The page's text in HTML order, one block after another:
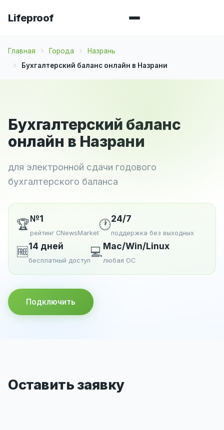
Lifeproof
Главная Города
Назрань
Бухгалтерский баланс онлайн в Назрани
Бухгалтерский баланс
онлайн в Назрани
для электронной сдачи годового
бухгалтерского баланса
🏆№1
рейтинг CNewsMarket
🕐24/7
поддержка без выходных
🆓14 дней
бесплатный доступ
💻Mac/Win/Linux
любая ОС
Подключить
Оставить заявку